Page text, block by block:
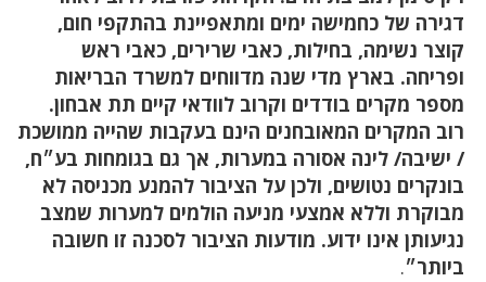
דגירה של כחמישה ימים ומתאפיינת בהתקפי חום,
קוצר נשימה, בחילות, כאבי שרירים, כאבי ראש
ופריחה. בארץ מדי שנה מדווחים למשרד הבריאות
מספר מקרים בודדים וקרוב לוודאי קיים תת אבחון.
רוב המקרים המאובחנים הינם בעקבות שהייה ממושכת
/ ישיבה/ לינה אסורה במערות, אך גם בגומחות בע״ח,
בונקרים נטושים, ולכן על הציבור להמנע מכניסה לא
מבוקרת וללא אמצעי מניעה הולמים למערות שמצב
נגיעותן אינו ידוע. מודעות הציבור לסכנה זו חשובה
ביותר״.